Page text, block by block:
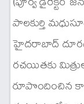
పాలకుర్తి
హైదరాబాద్
రచయితకు
రూపొందించిన